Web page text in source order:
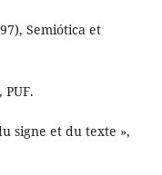
Semiótica et
signe et du texte »,